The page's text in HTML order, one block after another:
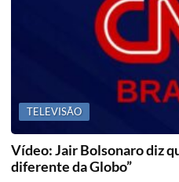
TELEVISÃO
Vídeo: Jair Bolsonaro diz
diferente da Globo”